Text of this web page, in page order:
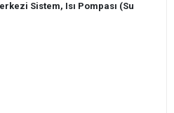
Sistem, Isı Pompası (Su